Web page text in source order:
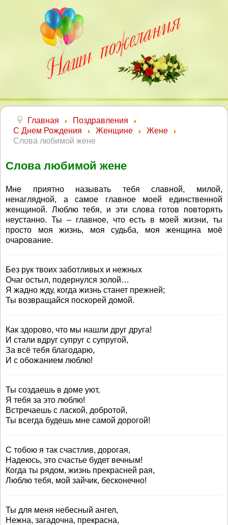
Главная
Поздравления
С Днем Рождения
Женщине
Жене
Слова любимой жене
Слова любимой жене
Мне приятно называть тебя славной, милой,
ненаглядной, а самое главное моей единственной
женщиной. Люблю тебя, и эти слова готов повторять
неустанно. Ты – главное, что есть в моей жизни, ты
просто моя жизнь, моя судьба, моя женщина моё
очарование.
Без рук твоих заботливых и нежных
Очаг остыл, подернулся золой…
Я жадно жду, когда жизнь станет прежней;
Ты возвращайся поскорей домой.
Как здорово, что мы нашли друг друга!
И стали вдруг супруг с супругой,
За всё тебя благодарю,
И с обожанием люблю!
Ты создаешь в доме уют,
Я тебя за это люблю!
Встречаешь с лаской, добротой,
Ты всегда будешь мне самой дорогой!
С тобою я так счастлив, дорогая,
Надеюсь, это счастье будет вечным!
Когда ты рядом, жизнь прекрасней рая,
Люблю тебя, мой зайчик, бесконечно!
Ты для меня небесный ангел,
Нежна, загадочна, прекрасна,